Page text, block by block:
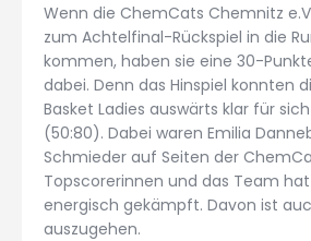
Wenn die ChemCats Chemnitz
zum Achtelfinal-Rückspiel in die
kommen, haben sie eine 30-
dabei. Denn das Hinspiel konnten
Basket Ladies auswärts klar für
(50:80). Dabei waren Emilia
Schmieder auf Seiten der
Topscorerinnen und das Team
energisch gekämpft. Davon ist
auszugehen.